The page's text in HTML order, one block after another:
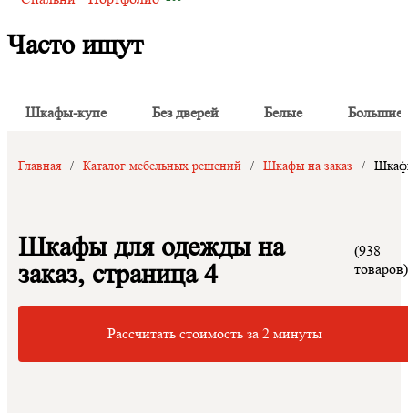
Часто ищут
Шкафы-купе Без дверей Белые Большие
Главная / Каталог мебельных решений / Шкафы на заказ /
Шкафы для одежды на
заказ, страница 4
(938
товаров)
Рассчитать стоимость за 2 минуты